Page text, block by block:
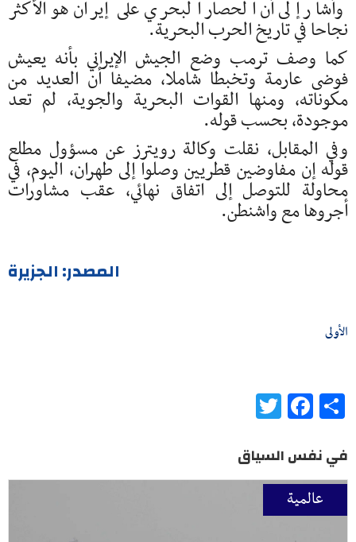
وأشار إلى أن الحصار البحري على إيران هو الأكثر
نجاحا في تاريخ الحرب البحرية.
كما وصف ترمب وضع الجيش الإيراني بأنه يعيش
فوضى عارمة وتخبطا شاملا، مضيفا أن العديد من
مكوناته، ومنها القوات البحرية والجوية، لم تعد
موجودة، بحسب قوله.
وفي المقابل، نقلت وكالة رويترز عن مسؤول مطلع
قوله إن مفاوضين قطريين وصلوا إلى طهران، اليوم، في
محاولة للتوصل إلى اتفاق نهائي، عقب مشاورات
أجروها مع واشنطن.
المصدر: الجزيرة
الأولى
Share
Facebook
في نفس السياق
عالمية